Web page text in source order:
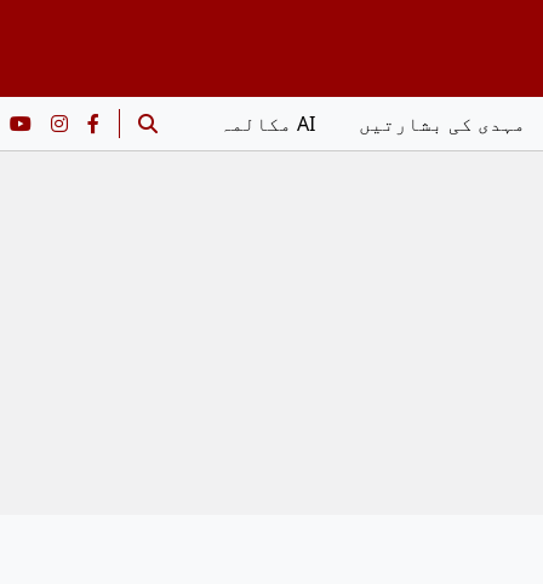
مہدی کی بشارتیں AI مکالمہ